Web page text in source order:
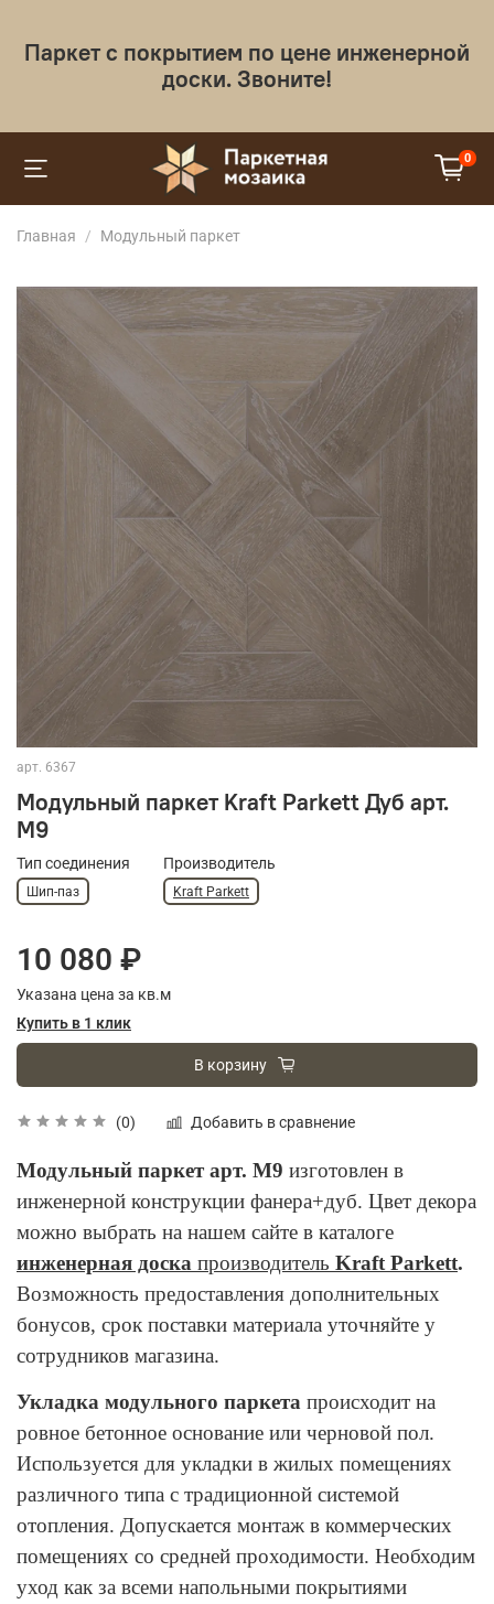
Паркет с покрытием по цене инженерной
доски. Звоните!
0
Главная Модульный паркет
арт. 6367
Модульный паркет Kraft Parkett Дуб арт.
М9
(0) Добавить в сравнение
Тип соединения
Шип-паз
Производитель
Kraft Parkett
10 080 ₽
Указана цена за кв.м
Купить в 1 клик
В корзину
Модульный паркет арт. М9 изготовлен в
инженерной конструкции фанера+дуб. Цвет декора
можно выбрать на нашем сайте в каталоге
инженерная доска производитель Kraft Parkett.
Возможность предоставления дополнительных
бонусов, срок поставки материала уточняйте у
сотрудников магазина.
Укладка модульного паркета происходит на
ровное бетонное основание или черновой пол.
Используется для укладки в жилых помещениях
различного типа с традиционной системой
отопления. Допускается монтаж в коммерческих
помещениях со средней проходимости. Необходим
уход как за всеми напольными покрытиями